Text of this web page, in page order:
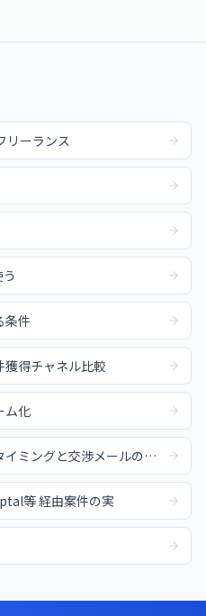
リーランス
条件
獲得チャネル比較
ム化
フリーランスが単価を上げるタイミングと交渉メールの例文
等 経由案件の実